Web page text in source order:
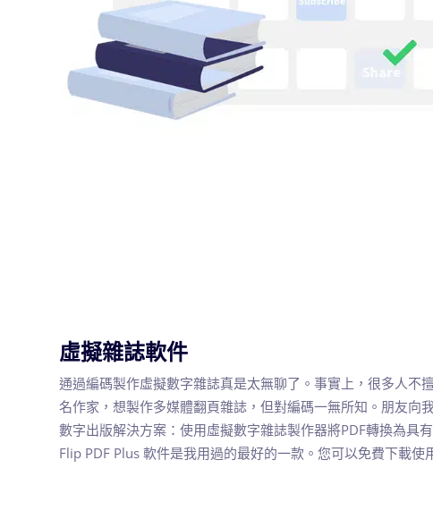
虛擬雜誌軟件
通過編碼製作虛擬數字雜誌真是太無聊了。事實上，很多人不
名作家，想製作多媒體翻頁雜誌，但對編碼一無所知。朋友向
數字出版解決方案：使用虛擬數字雜誌製作器將PDF轉換為具
Flip PDF Plus 軟件是我用過的最好的一款。您可以免費下載使